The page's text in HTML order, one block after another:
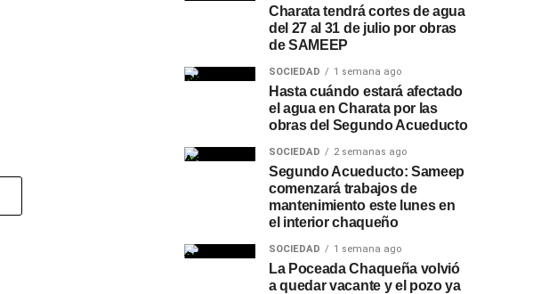
Charata tendrá cortes de agua
del 27 al 31 de julio por obras
de SAMEEP
SOCIEDAD 1 semana ago
Hasta cuándo estará afectado
el agua en Charata por las
obras del Segundo Acueducto
SOCIEDAD 2 semanas ago
Segundo Acueducto: Sameep
comenzará trabajos de
mantenimiento este lunes en
el interior chaqueño
SOCIEDAD 1 semana ago
La Poceada Chaqueña volvió
a quedar vacante y el pozo ya